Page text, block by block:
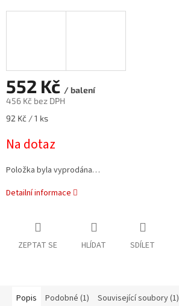
552 Kč / balení
456 Kč bez DPH
Měrná
92 Kč / 1 ks
Na dotaz
Položka byla vyprodána…
Detailní informace
ZEPTAT SE HLÍDAT SDÍLET
Popis Podobné (1) Související soubory (1)